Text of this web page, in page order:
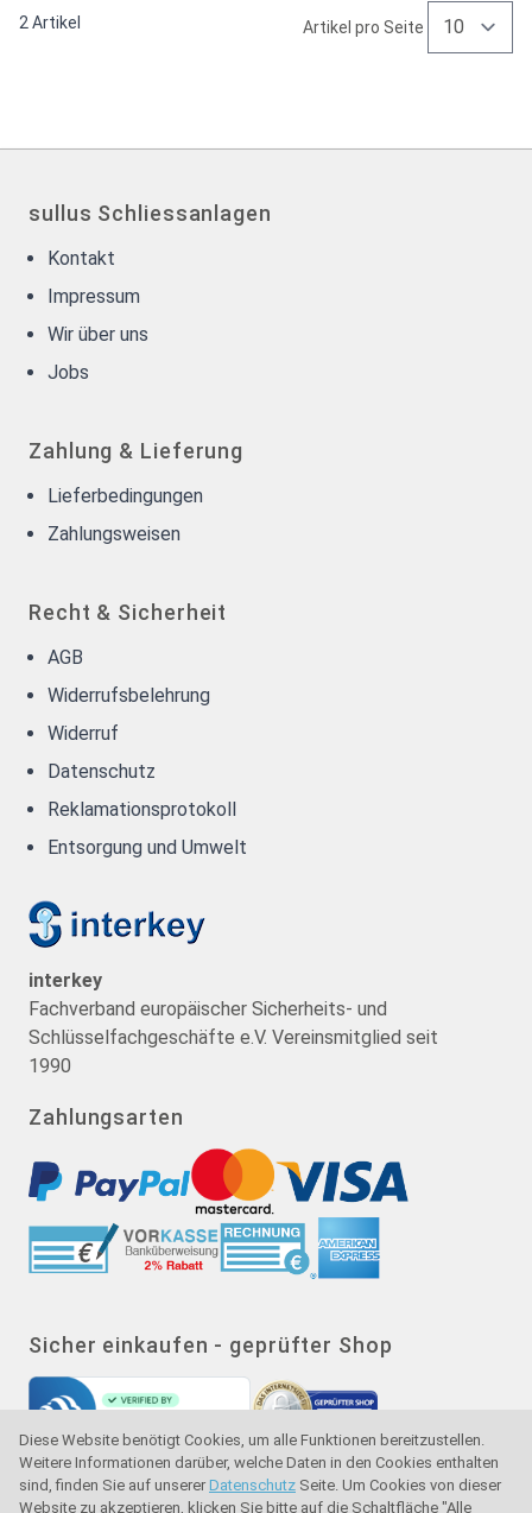
Diese Website benötigt Cookies, um alle Funktionen bereitzustellen.
Weitere Informationen darüber, welche Daten in den Cookies enthalten
sind, finden Sie auf unserer Datenschutz Seite. Um Cookies von dieser
Website zu akzeptieren, klicken Sie bitte auf die Schaltfläche "Alle
2 Artikel Artikel pro Seite
sullus Schliessanlagen
Kontakt
Impressum
Wir über uns
Jobs
Zahlung & Lieferung
Lieferbedingungen
Zahlungsweisen
Recht & Sicherheit
AGB
Widerrufsbelehrung
Widerruf
Datenschutz
Reklamationsprotokoll
Entsorgung und Umwelt
interkey
Fachverband europäischer Sicherheits- und
Schlüsselfachgeschäfte e.V. Vereinsmitglied seit
1990
Zahlungsarten
Sicher einkaufen - geprüfter Shop